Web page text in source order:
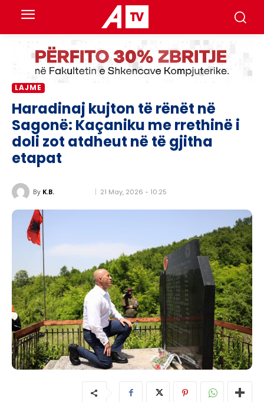
LAJME
Haradinaj kujton të rënët në
Sagonë: Kaçaniku me rrethinë i
doli zot atdheut në të gjitha
etapat
By K.B. 21 May, 2026 - 10:25